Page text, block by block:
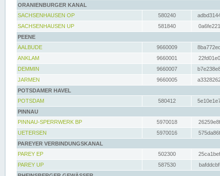
ORANIENBURGER KANAL
SACHSENHAUSEN OP
580240
SACHSENHAUSEN UP
581840
PEENE
AALBUDE
9660009
ANKLAM
9660001
DEMMIN
9660007
JARMEN
9660005
POTSDAMER HAVEL
POTSDAM
580412
PINNAU
PINNAU-SPERRWERK BP
5970018
UETERSEN
5970016
PAREYER VERBINDUNGSKANAL
PAREY EP
502300
PAREY UP
587530